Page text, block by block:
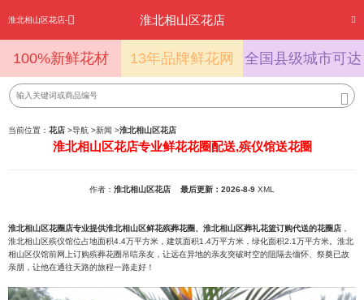
淮北相山区花店- 淮北相山区花店
100%新鲜花材 13年品牌鲜花网 全国县级城市可达
当前位置： 花店 >导航 >新闻 >淮北相山区花店
淮北相山区花店专业鲜花花圈配送,殡仪馆送花圈
作者： 淮北相山区花店 最后更新：2026-8-9 XML
淮北相山区花圈店专业提供淮北相山区鲜花殡葬花圈、淮北相山区葬礼花篮订购代送的花圈店
淮北相山区殡仪馆位占地面积4.4万平方米，建筑面积1.4万平方米，绿化面积2.1万平方米。淮北
相山区仪馆前网上订购殡葬花圈吊唁亲友，让远在异地的亲友突破时空的阻隔去缅怀、祭奠已故
亲朋，让他在通往天路的旅程一路走好！